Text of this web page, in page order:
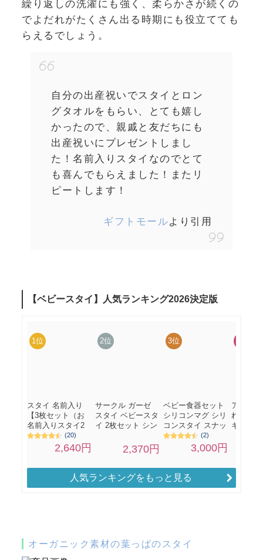
繰り返しの洗濯にも強く、柔らかさが続くの
でよだれがたくさん出る時期にも役立てても
らえるでしょう。
自分の出産祝いでスタイとロン
グタオルをもらい、とても嬉し
かったので、親戚と友だちにも
出産祝いにプレゼントしまし
た！名前入りスタイなのでとて
も喜んでもらえました！またリ
ピートします！
ギフトモールより引用
人気ランキングをもっと見る
オーガニック素材の葉っぱのスタイ